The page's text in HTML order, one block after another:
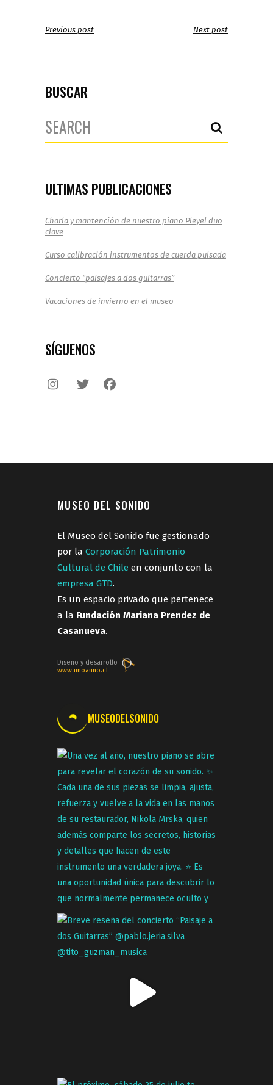
Previous post Next post
BUSCAR
Search
for:
ULTIMAS PUBLICACIONES
Charla y mantención de nuestro piano Pleyel duo
clave
Curso calibración instrumentos de cuerda pulsada
Concierto “paisajes a dos guitarras”
Vacaciones de invierno en el museo
SÍGUENOS
MUSEO DEL SONIDO
El Museo del Sonido fue gestionado
por la Corporación Patrimonio
Cultural de Chile en conjunto con la
empresa GTD.
Es un espacio privado que pertenece
a la Fundación Mariana Prendez de
Casanueva.
Diseño y desarrollo
www.unoauno.cl
MUSEODELSONIDO